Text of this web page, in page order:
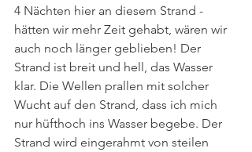
4 Nächten hier an diesem Strand -
hätten wir mehr Zeit gehabt, wären wir
auch noch länger geblieben! Der
Strand ist breit und hell, das Wasser
klar. Die Wellen prallen mit solcher
Wucht auf den Strand, dass ich mich
nur hüfthoch ins Wasser begebe. Der
Strand wird eingerahmt von steilen